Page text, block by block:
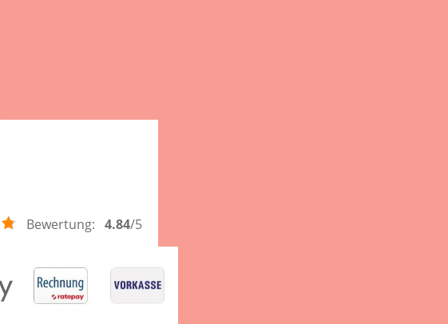
Bewertung: 4.84/5